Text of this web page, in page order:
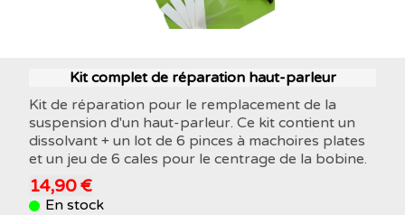
Kit complet de réparation haut-parleur
Kit de réparation pour le remplacement de la
suspension d'un haut-parleur. Ce kit contient un
dissolvant + un lot de 6 pinces à machoires plates
et un jeu de 6 cales pour le centrage de la bobine.
14,90 €
En stock